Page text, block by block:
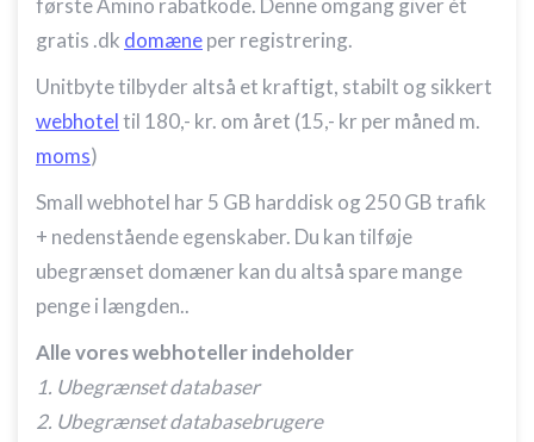
første Amino rabatkode. Denne omgang giver ét
gratis .dk domæneper registrering.
Unitbyte tilbyder altså et kraftigt, stabilt og sikkert
webhoteltil 180,- kr. om året (15,- kr per måned m.
moms)
Small webhotel har 5 GB harddisk og 250 GB trafik
+ nedenstående egenskaber. Du kan tilføje
ubegrænset domæner kan du altså spare mange
penge i længden..
Alle vores webhoteller indeholder
1. Ubegrænset databaser
2. Ubegrænset databasebrugere